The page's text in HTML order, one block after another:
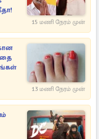
15 மணி நேரம் முன்
13 மணி நேரம் முன்